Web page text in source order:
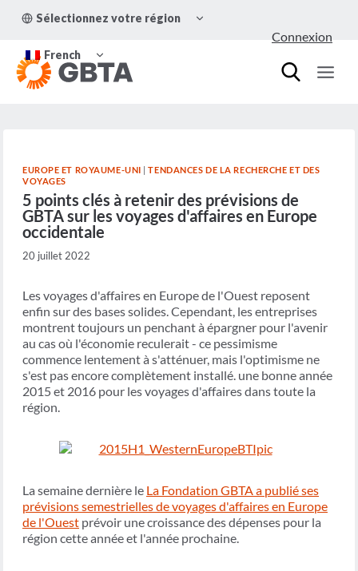
Sélectionnez votre région
LE
French
LE
MENU
ENFANT
Connexion
EUROPE ET ROYAUME-UNI |TENDANCES DE LA RECHERCHE ET DES
VOYAGES
5 points clés à retenir des prévisions de
GBTA sur les voyages d'affaires en Europe
occidentale
20 juillet 2022
Les voyages d'affaires en Europe de l'Ouest reposent
enfin sur des bases solides. Cependant, les entreprises
montrent toujours un penchant à épargner pour l'avenir
au cas où l'économie reculerait - ce pessimisme
commence lentement à s'atténuer, mais l'optimisme ne
s'est pas encore complètement installé. une bonne année
2015 et 2016 pour les voyages d'affaires dans toute la
région.
La semaine dernière le La Fondation GBTA a publié ses
prévisions semestrielles de voyages d'affaires en Europe
de l'Ouest prévoir une croissance des dépenses pour la
région cette année et l'année prochaine.